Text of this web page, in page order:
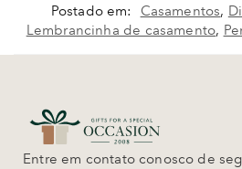
Postado em: Casamentos,
Lembrancinha de casamento,
Entre em contato conosco de